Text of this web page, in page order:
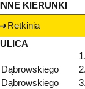
INNE KIERUNKI
Retkinia
ULICA
1.
Dąbrowskiego
2.
Dąbrowskiego
3.